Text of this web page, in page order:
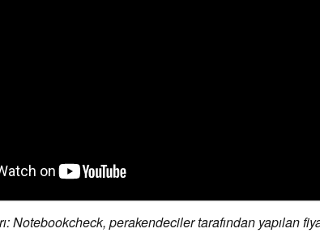
Notebookcheck, perakendeciler tarafından yapılan